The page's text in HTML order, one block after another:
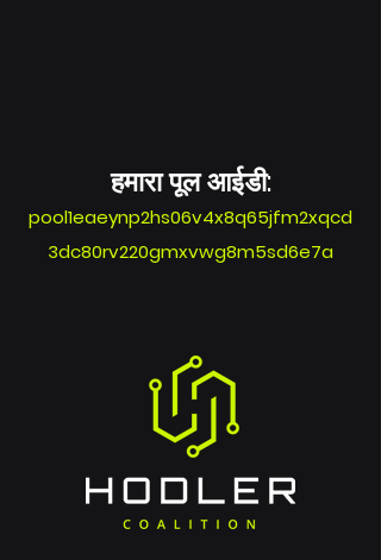
हमारा पूल आईडी:
pool1eaeynp2hs06v4x8q65jfm2xqcd
3dc80rv220gmxvwg8m5sd6e7a